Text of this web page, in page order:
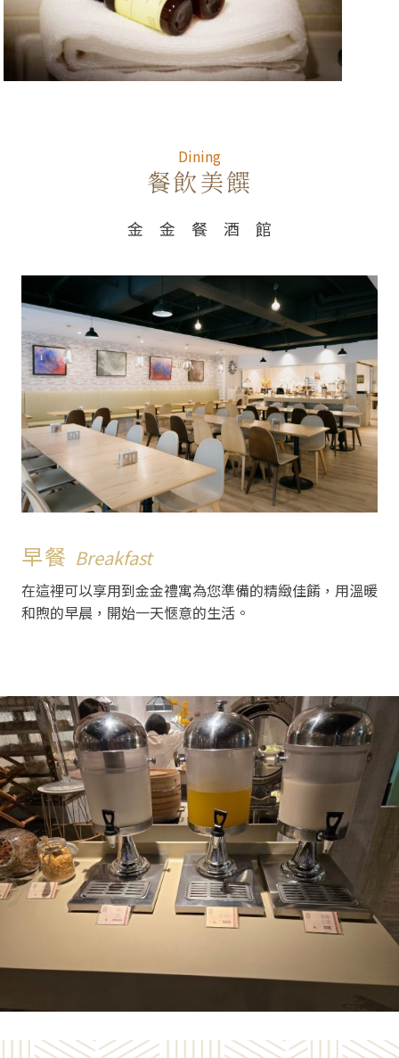
Dining
Dining
餐飲美饌
金 金 餐 酒 館
早餐 Breakfast
在這裡可以享用到金金禮寓為您準備的精緻佳餚，用溫暖
和煦的早晨，開始一天愜意的生活。